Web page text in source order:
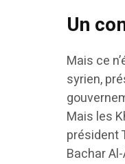
Un
Mais ce
syrien,
Mais les
président
Bachar